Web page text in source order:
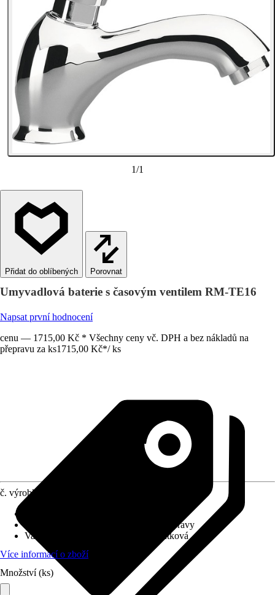
1/1
Porovnat
Umyvadlová baterie s časovým ventilem RM-TE16
Napsat první hodnocení
cenu — 1715,00 Kč * Všechny ceny vč. DPH a bez nákladů na
přepravu za ks1715,00 Kč*/ ks
č. výrobku
Bez odtokové soupravy
Varianta
Umyvadlová baterie kohoutková
Více informací o zboží
Množství (ks)